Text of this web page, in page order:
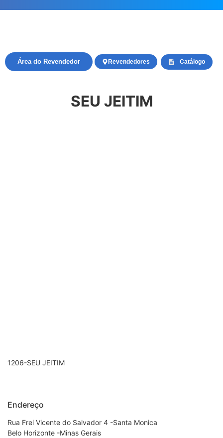
Catálogo
Revendedores
Área do Revendedor
SEU JEITIM
1206-SEU JEITIM
Endereço
Rua Frei Vicente do Salvador 4 -Santa Monica
Belo Horizonte -Minas Gerais